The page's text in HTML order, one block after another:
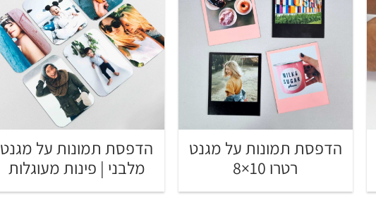
הדפסת תמונות על מגנט
רטרו 10×8
הדפסת תמונות על מגנט
מלבני | פינות מעוגלות